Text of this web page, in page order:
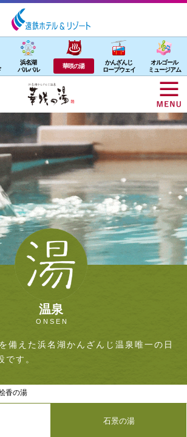
浜名湖
パルパル
華咲の湯
かんざんじ
ロープウェイ
オルゴール
ミュージアム
温泉
ONSEN
備えた浜名湖かんざんじ温泉唯一の日
です。
香の湯
石景の湯